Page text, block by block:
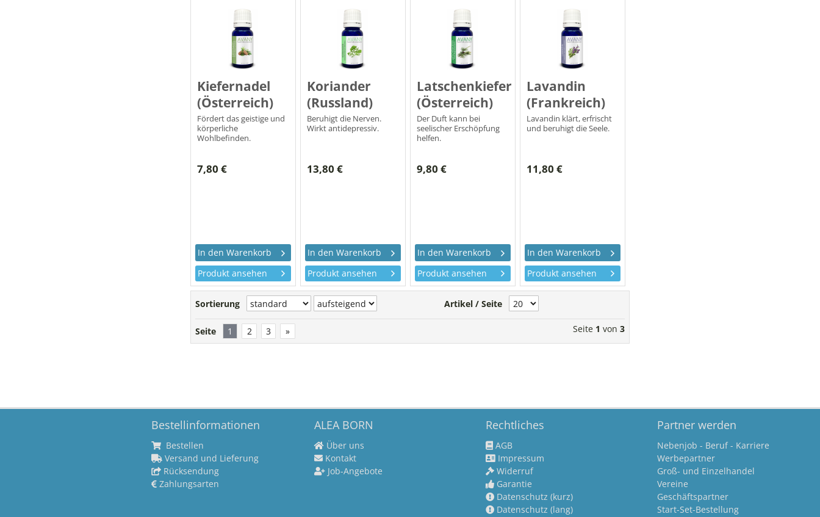
Kiefernadel
(Österreich)
Fördert das geistige und
körperliche
Wohlbefinden.
7,80 €
Produkt ansehen
Koriander
(Russland)
Beruhigt die Nerven.
Wirkt antidepressiv.
13,80 €
Produkt ansehen
Latschenkiefer
(Österreich)
Der Duft kann bei
seelischer Erschöpfung
helfen.
9,80 €
Produkt ansehen
Lavandin
(Frankreich)
Lavandin klärt, erfrischt
und beruhigt die Seele.
11,80 €
Produkt ansehen
Sortierung Artikel / Seite
Seite 1 2 3 » Seite 1 von 3
Bestellinformationen
Bestellen
Versand und Lieferung
Rücksendung
Zahlungsarten
ALEA BORN
Über uns
Kontakt
Job-Angebote
Rechtliches
AGB
Impressum
Widerruf
Garantie
Datenschutz (kurz)
Datenschutz (lang)
Partner werden
Nebenjob - Beruf - Karriere
Werbepartner
Groß- und Einzelhandel
Vereine
Geschäftspartner
Start-Set-Bestellung